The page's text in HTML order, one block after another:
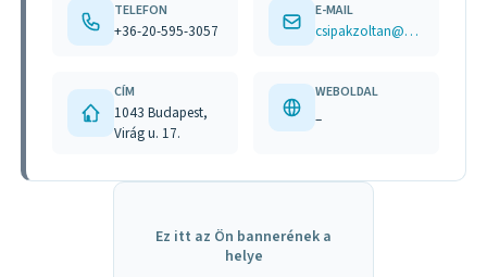
TELEFON
+36-20-595-3057
E-MAIL
csipakzoltan@gmail.com
CÍM
1043 Budapest,
Virág u. 17.
WEBOLDAL
–
Ez itt az Ön bannerének a
helye